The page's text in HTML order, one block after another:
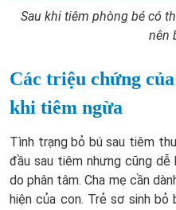
Sau khi tiêm phòng bé có
nên
Các triệu chứng
khi tiêm ngừa
Tình trạng bỏ bú sau tiêm
đầu sau tiêm nhưng cũng dễ
do phân tâm. Cha mẹ cần
hiện của con. Trẻ sơ sinh